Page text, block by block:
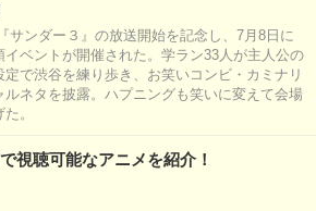
サンダー３』の放送開始を記念し、7月8日に
イベントが開催された。学ラン33人が主人公の
定で渋谷を練り歩き、お笑いコンビ・カミナリ
ルネタを披露。ハプニングも笑いに変えて会場
。
視聴可能なアニメを紹介！